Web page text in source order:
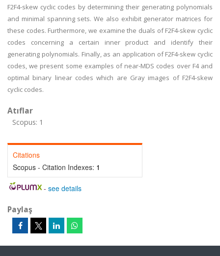
F2F4-skew cyclic codes by determining their generating polynomials
and minimal spanning sets. We also exhibit generator matrices for
these codes. Furthermore, we examine the duals of F2F4-skew cyclic
codes concerning a certain inner product and identify their
generating polynomials. Finally, as an application of F2F4-skew cyclic
codes, we present some examples of near-MDS codes over F4 and
optimal binary linear codes which are Gray images of F2F4-skew
cyclic codes.
Atıflar
Scopus: 1
Citations
Scopus - Citation Indexes: 1
- see details
Paylaş